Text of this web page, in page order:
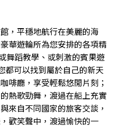
，平穩地航行在美麗的海
華遊輪所為您安排的各項精
舞蹈教學、或刺激的賓果遊
都可以找到屬於自己的新天
啡廳，享受輕鬆悠閒片刻；
熱歌勁舞，渡過在船上充實
來自不同國家的旅客交談，
歡笑聲中，渡過愉快的一